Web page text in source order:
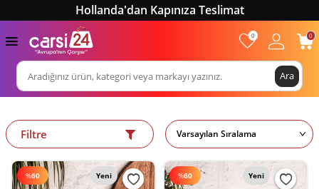
Hollanda'dan Kapınıza Teslimat
Ara
0 0
Filtre
%60 Yeni %60 Yeni